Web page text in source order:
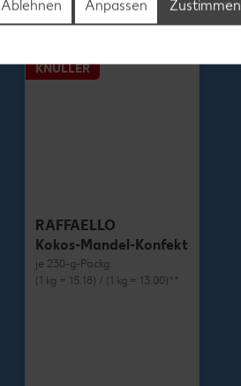
KNÜLLER
RAFFAELLO
Kokos-Mandel-Konfekt
je 230-g-Packg.
(1 kg = 15.18) / (1 kg = 13.00)**
Zustimmen
Anpassen
Ablehnen